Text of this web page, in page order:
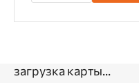
загрузка карты...